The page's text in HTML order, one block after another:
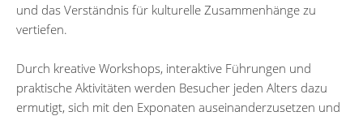
und das Verständnis für kulturelle Zusammenhänge zu
vertiefen.
Durch kreative Workshops, interaktive Führungen und
praktische Aktivitäten werden Besucher jeden Alters dazu
ermutigt, sich mit den Exponaten auseinanderzusetzen und